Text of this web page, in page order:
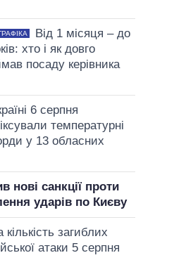
Від 1 місяця – до
хто і як довго
посаду керівника
6 серпня
температурні
у 13 обласних
нові санкції проти
ударів по Києву
загиблих
атаки 5 серпня